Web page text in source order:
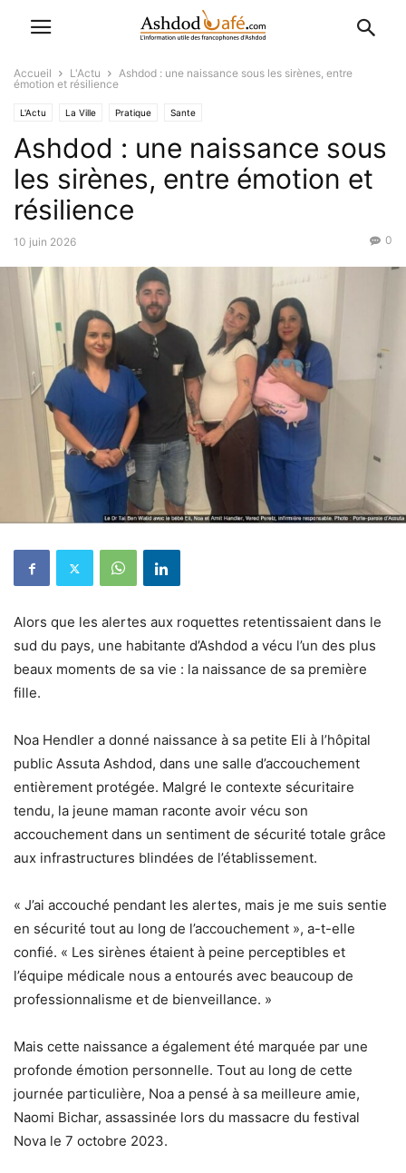
Accueil L'Actu
Ashdod : une naissance sous les sirènes, entre
émotion et résilience
L'Actu La Ville Pratique Sante
Ashdod : une naissance sous
les sirènes, entre émotion et
résilience
10 juin 2026 0
Alors que les alertes aux roquettes retentissaient dans le
sud du pays, une habitante d’Ashdod a vécu l’un des plus
beaux moments de sa vie : la naissance de sa première
fille.
Noa Hendler a donné naissance à sa petite Eli à l’hôpital
public Assuta Ashdod, dans une salle d’accouchement
entièrement protégée. Malgré le contexte sécuritaire
tendu, la jeune maman raconte avoir vécu son
accouchement dans un sentiment de sécurité totale grâce
aux infrastructures blindées de l’établissement.
« J’ai accouché pendant les alertes, mais je me suis sentie
en sécurité tout au long de l’accouchement », a-t-elle
confié. « Les sirènes étaient à peine perceptibles et
l’équipe médicale nous a entourés avec beaucoup de
professionnalisme et de bienveillance. »
Mais cette naissance a également été marquée par une
profonde émotion personnelle. Tout au long de cette
journée particulière, Noa a pensé à sa meilleure amie,
Naomi Bichar, assassinée lors du massacre du festival
Nova le 7 octobre 2023.